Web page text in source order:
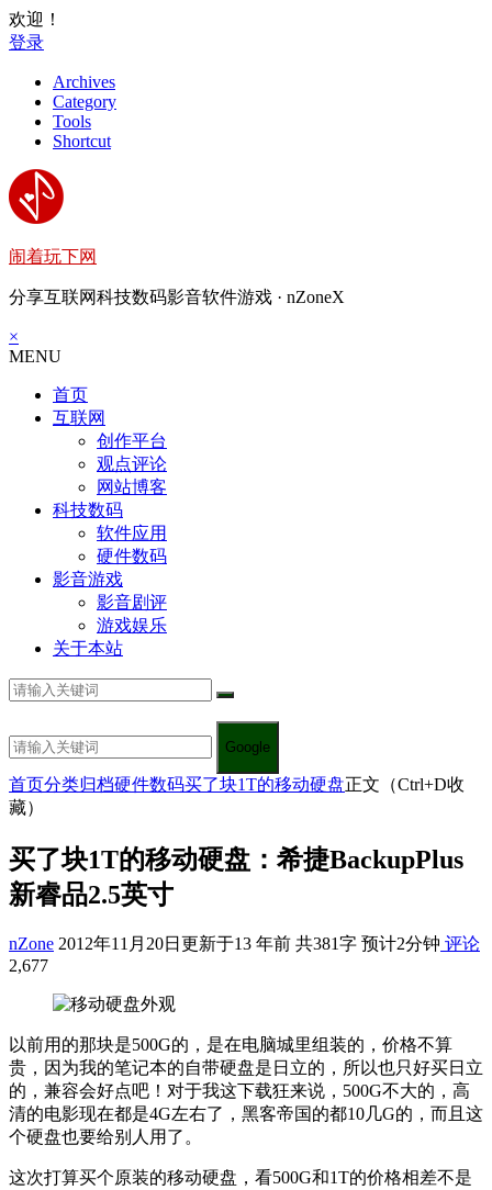
欢迎！
登录
Archives
Category
Tools
Shortcut
闹着玩下网
分享互联网科技数码影音软件游戏 · nZoneX
×
MENU
首页
互联网
创作平台
观点评论
网站博客
科技数码
软件应用
硬件数码
影音游戏
影音剧评
游戏娱乐
关于本站
Google
首页分类归档硬件数码买了块1T的移动硬盘正文（Ctrl+D收
藏）
买了块1T的移动硬盘：希捷BackupPlus
新睿品2.5英寸
nZone 2012年11月20日 更新于13 年前 共381字 预计2分钟 评论
2,677
以前用的那块是500G的，是在电脑城里组装的，价格不算
贵，因为我的笔记本的自带硬盘是日立的，所以也只好买日立
的，兼容会好点吧！对于我这下载狂来说，500G不大的，高
清的电影现在都是4G左右了，黑客帝国的都10几G的，而且这
个硬盘也要给别人用了。
这次打算买个原装的移动硬盘，看500G和1T的价格相差不是